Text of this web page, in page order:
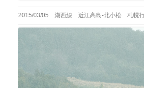
2015/03/05 湖西線 近江高島-北小松 札幌